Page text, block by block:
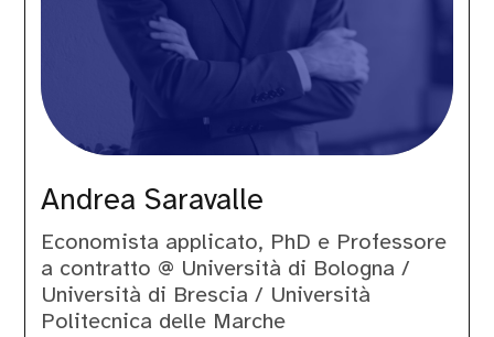
Andrea Saravalle
Economista applicato, PhD e Professore
a contratto @ Università di Bologna /
Università di Brescia / Università
Politecnica delle Marche